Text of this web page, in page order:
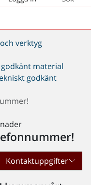
verktyg
material
godkänt
Kontaktuppgifter